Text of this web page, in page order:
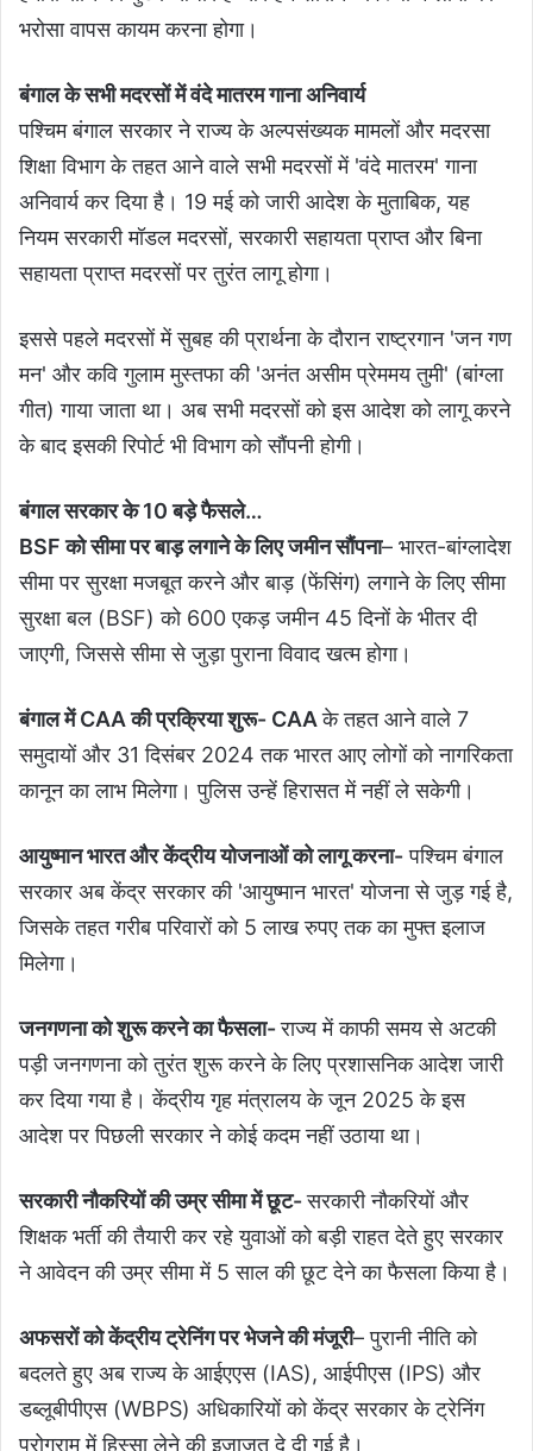
भरोसा वापस कायम करना होगा।
बंगाल के सभी मदरसों में वंदे मातरम गाना अनिवार्य
पश्चिम बंगाल सरकार ने राज्य के अल्पसंख्यक मामलों और मदरसा
शिक्षा विभाग के तहत आने वाले सभी मदरसों में 'वंदे मातरम' गाना
अनिवार्य कर दिया है। 19 मई को जारी आदेश के मुताबिक, यह
नियम सरकारी मॉडल मदरसों, सरकारी सहायता प्राप्त और बिना
सहायता प्राप्त मदरसों पर तुरंत लागू होगा।
इससे पहले मदरसों में सुबह की प्रार्थना के दौरान राष्ट्रगान 'जन गण
मन' और कवि गुलाम मुस्तफा की 'अनंत असीम प्रेममय तुमी' (बांग्ला
गीत) गाया जाता था। अब सभी मदरसों को इस आदेश को लागू करने
के बाद इसकी रिपोर्ट भी विभाग को सौंपनी होगी।
बंगाल सरकार के 10 बड़े फैसले…
BSF को सीमा पर बाड़ लगाने के लिए जमीन सौंपना– भारत-बांग्लादेश
सीमा पर सुरक्षा मजबूत करने और बाड़ (फेंसिंग) लगाने के लिए सीमा
सुरक्षा बल (BSF) को 600 एकड़ जमीन 45 दिनों के भीतर दी
जाएगी, जिससे सीमा से जुड़ा पुराना विवाद खत्म होगा।
बंगाल में CAA की प्रक्रिया शुरू- CAAके तहत आने वाले 7
समुदायों और 31 दिसंबर 2024 तक भारत आए लोगों को नागरिकता
कानून का लाभ मिलेगा। पुलिस उन्हें हिरासत में नहीं ले सकेगी।
आयुष्मान भारत और केंद्रीय योजनाओं को लागू करना-पश्चिम बंगाल
सरकार अब केंद्र सरकार की 'आयुष्मान भारत' योजना से जुड़ गई है,
जिसके तहत गरीब परिवारों को 5 लाख रुपए तक का मुफ्त इलाज
मिलेगा।
जनगणना को शुरू करने का फैसला-राज्य में काफी समय से अटकी
पड़ी जनगणना को तुरंत शुरू करने के लिए प्रशासनिक आदेश जारी
कर दिया गया है। केंद्रीय गृह मंत्रालय के जून 2025 के इस
आदेश पर पिछली सरकार ने कोई कदम नहीं उठाया था।
सरकारी नौकरियों की उम्र सीमा में छूट-सरकारी नौकरियों और
शिक्षक भर्ती की तैयारी कर रहे युवाओं को बड़ी राहत देते हुए सरकार
ने आवेदन की उम्र सीमा में 5 साल की छूट देने का फैसला किया है।
अफसरों को केंद्रीय ट्रेनिंग पर भेजने की मंजूरी– पुरानी नीति को
बदलते हुए अब राज्य के आईएएस (IAS), आईपीएस (IPS) और
डब्लूबीपीएस (WBPS) अधिकारियों को केंद्र सरकार के ट्रेनिंग
प्रोग्राम में हिस्सा लेने की इजाजत दे दी गई है।